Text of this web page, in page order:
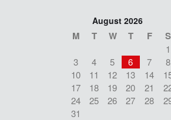
August 2026
M T W T F S
1
3
4 5 6 7 8
10
11 12 13 14
17
18 19 20 21
24
25 26 27 28
31